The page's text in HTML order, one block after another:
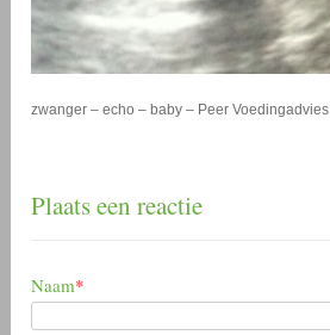
zwanger – echo – baby – Peer Voedingadvies
Plaats een reactie
Naam*